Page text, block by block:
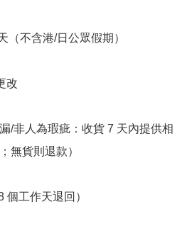
（不含港/日公眾假期）
改
/非人為瑕疵：收貨 7 天內提供相
無貨則退款）
個工作天退回）